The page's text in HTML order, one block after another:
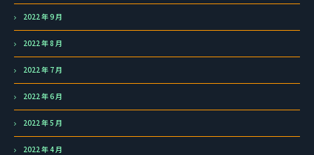
2022 年 9 月
2022 年 8 月
2022 年 7 月
2022 年 6 月
2022 年 5 月
2022 年 4 月